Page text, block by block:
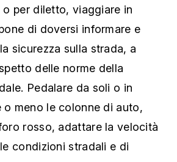
o per diletto, viaggiare in
di doversi informare e
sicurezza sulla strada, a
delle norme della
Pedalare da soli o in
o meno le colonne di auto,
rosso, adattare la velocità
condizioni stradali e di